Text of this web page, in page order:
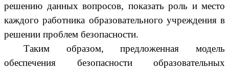
решению данных вопросов, показать роль и место
каждого работника образовательного учреждения в
решении проблем безопасности.
Таким образом, предложенная модель
обеспечения безопасности образовательных